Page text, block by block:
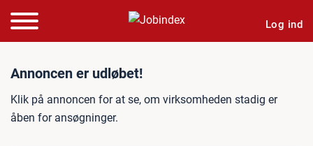
Log ind
Jobannonce: Teamleder
Annoncen er udløbet!
Klik på annoncen for at se, om virksomheden stadig er
åben for ansøgninger.